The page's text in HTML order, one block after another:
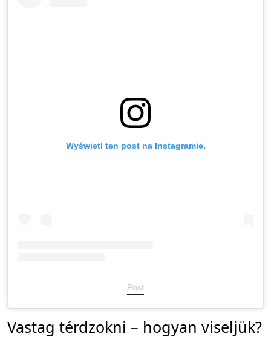
Wyświetl ten post na Instagramie.
Post
Vastag térdzokni – hogyan viseljük?